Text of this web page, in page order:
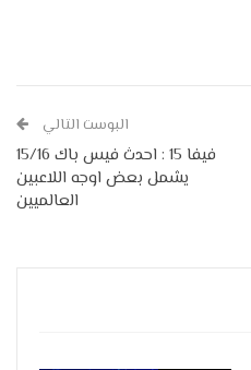
البوست التالي
فيفا 15 : احدث فيس باك 15/16
يشمل بعض اوجه اللاعبين
العالميين